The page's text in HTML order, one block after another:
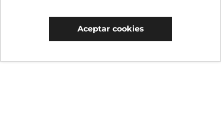
Aceptar cookies